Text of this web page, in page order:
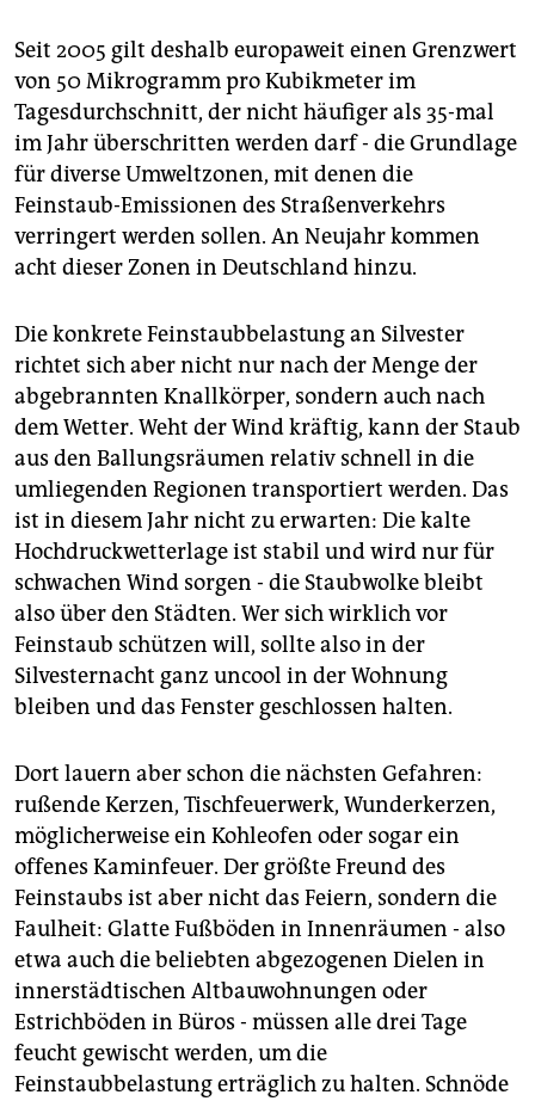
Seit 2005 gilt deshalb europaweit einen Grenzwert
von 50 Mikrogramm pro Kubikmeter im
Tagesdurchschnitt, der nicht häufiger als 35-mal
im Jahr überschritten werden darf - die Grundlage
für diverse Umweltzonen, mit denen die
Feinstaub-Emissionen des Straßenverkehrs
verringert werden sollen. An Neujahr kommen
acht dieser Zonen in Deutschland hinzu.
Die konkrete Feinstaubbelastung an Silvester
richtet sich aber nicht nur nach der Menge der
abgebrannten Knallkörper, sondern auch nach
dem Wetter. Weht der Wind kräftig, kann der Staub
aus den Ballungsräumen relativ schnell in die
umliegenden Regionen transportiert werden. Das
ist in diesem Jahr nicht zu erwarten: Die kalte
Hochdruckwetterlage ist stabil und wird nur für
schwachen Wind sorgen - die Staubwolke bleibt
also über den Städten. Wer sich wirklich vor
Feinstaub schützen will, sollte also in der
Silvesternacht ganz uncool in der Wohnung
bleiben und das Fenster geschlossen halten.
Dort lauern aber schon die nächsten Gefahren:
rußende Kerzen, Tischfeuerwerk, Wunderkerzen,
möglicherweise ein Kohleofen oder sogar ein
offenes Kaminfeuer. Der größte Freund des
Feinstaubs ist aber nicht das Feiern, sondern die
Faulheit: Glatte Fußböden in Innenräumen - also
etwa auch die beliebten abgezogenen Dielen in
innerstädtischen Altbauwohnungen oder
Estrichböden in Büros - müssen alle drei Tage
feucht gewischt werden, um die
Feinstaubbelastung erträglich zu halten. Schnöde